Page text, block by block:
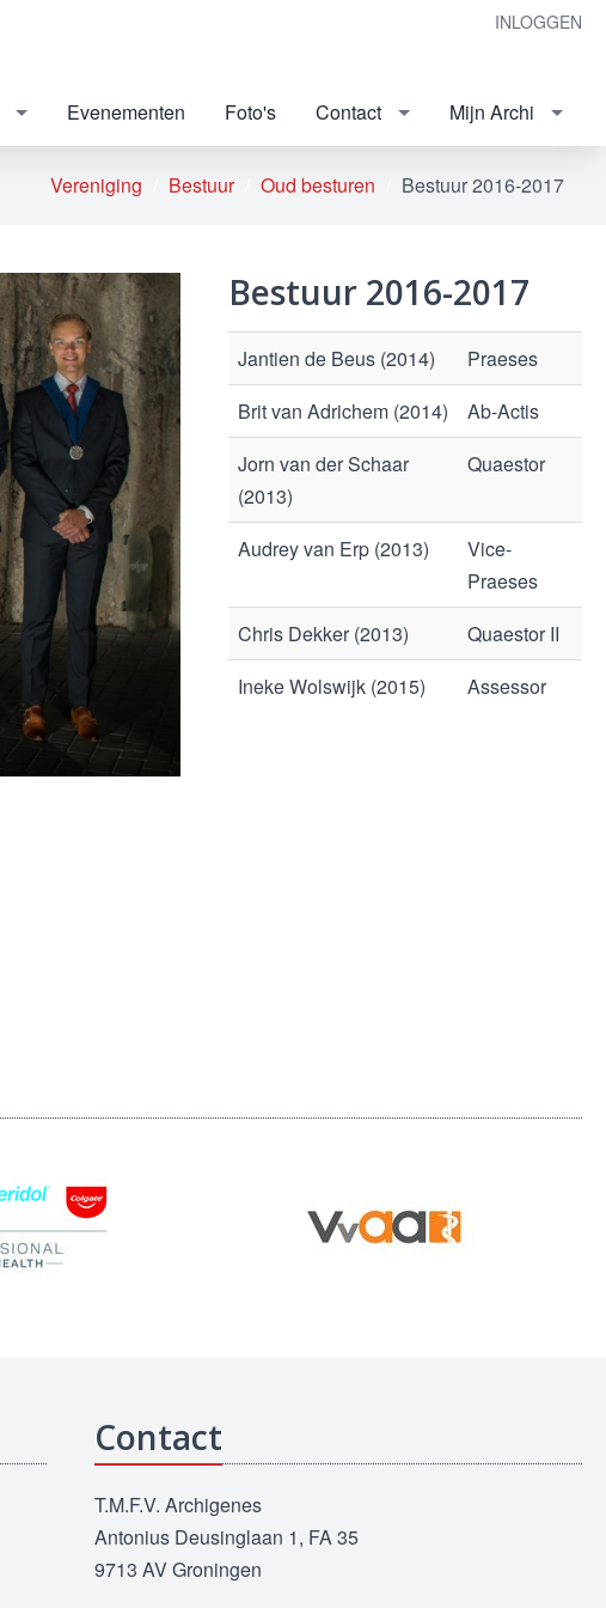
INLOGGEN
Evenementen Foto's Contact Mijn Archi
Vereniging Bestuur Oud besturen Bestuur 2016-2017
Bestuur 2016-2017
Jantien de Beus (2014)
Praeses
Brit van Adrichem (2014)
Ab-Actis
Jorn van der Schaar
(2013)
Quaestor
Audrey van Erp (2013)
Vice-
Praeses
Chris Dekker (2013)
Quaestor II
Ineke Wolswijk (2015)
Assessor
Contact
T.M.F.V. Archigenes
Antonius Deusinglaan 1, FA 35
9713 AV Groningen